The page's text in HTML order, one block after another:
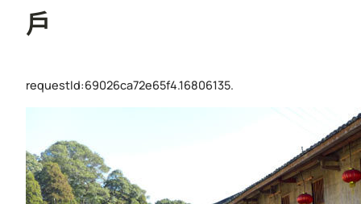
戶
requestId:69026ca72e65f4.16806135.